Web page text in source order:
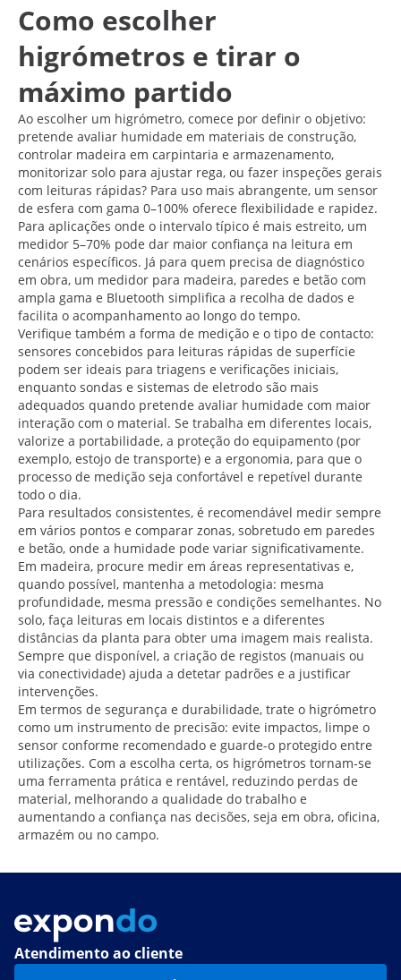
Como escolher
higrómetros e tirar o
máximo partido
Ao escolher um higrómetro, comece por definir o objetivo:
pretende avaliar humidade em materiais de construção,
controlar madeira em carpintaria e armazenamento,
monitorizar solo para ajustar rega, ou fazer inspeções gerais
com leituras rápidas? Para uso mais abrangente, um sensor
de esfera com gama 0–100% oferece flexibilidade e rapidez.
Para aplicações onde o intervalo típico é mais estreito, um
medidor 5–70% pode dar maior confiança na leitura em
cenários específicos. Já para quem precisa de diagnóstico
em obra, um medidor para madeira, paredes e betão com
ampla gama e Bluetooth simplifica a recolha de dados e
facilita o acompanhamento ao longo do tempo.
Verifique também a forma de medição e o tipo de contacto:
sensores concebidos para leituras rápidas de superfície
podem ser ideais para triagens e verificações iniciais,
enquanto sondas e sistemas de eletrodo são mais
adequados quando pretende avaliar humidade com maior
interação com o material. Se trabalha em diferentes locais,
valorize a portabilidade, a proteção do equipamento (por
exemplo, estojo de transporte) e a ergonomia, para que o
processo de medição seja confortável e repetível durante
todo o dia.
Para resultados consistentes, é recomendável medir sempre
em vários pontos e comparar zonas, sobretudo em paredes
e betão, onde a humidade pode variar significativamente.
Em madeira, procure medir em áreas representativas e,
quando possível, mantenha a metodologia: mesma
profundidade, mesma pressão e condições semelhantes. No
solo, faça leituras em locais distintos e a diferentes
distâncias da planta para obter uma imagem mais realista.
Sempre que disponível, a criação de registos (manuais ou
via conectividade) ajuda a detetar padrões e a justificar
intervenções.
Em termos de segurança e durabilidade, trate o higrómetro
como um instrumento de precisão: evite impactos, limpe o
sensor conforme recomendado e guarde-o protegido entre
utilizações. Com a escolha certa, os higrómetros tornam-se
uma ferramenta prática e rentável, reduzindo perdas de
material, melhorando a qualidade do trabalho e
aumentando a confiança nas decisões, seja em obra, oficina,
armazém ou no campo.
Atendimento ao cliente